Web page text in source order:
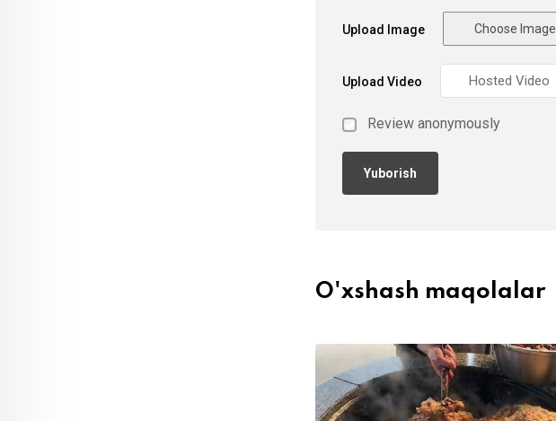
Upload Image Choose Image
Upload Video
Review anonymously
O'xshash maqolalar